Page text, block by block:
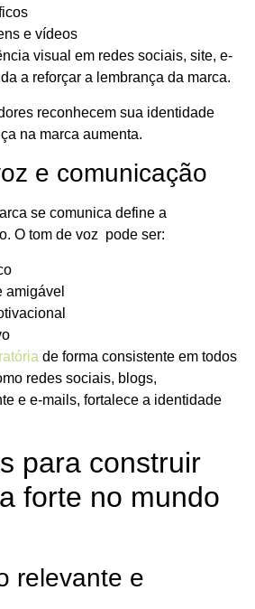
e vídeos
visual em redes sociais, site, e-
a reforçar a lembrança da marca.
reconhecem sua identidade
na marca aumenta.
e comunicação
se comunica define a
O tom de voz pode ser:
amigável
de forma consistente em todos
redes sociais, blogs,
e e-mails, fortalece a identidade
para construir
forte no mundo
relevante e